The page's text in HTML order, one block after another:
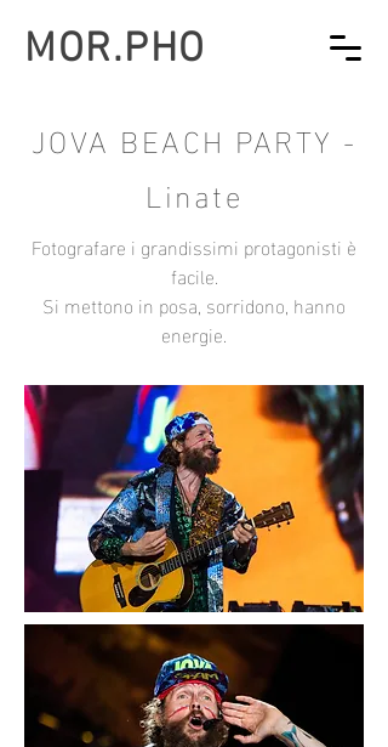
MOR.PHO
JOVA BEACH PARTY -
Linate
Fotografare i grandissimi protagonisti è
facile.
Si mettono in posa, sorridono, hanno
energie.